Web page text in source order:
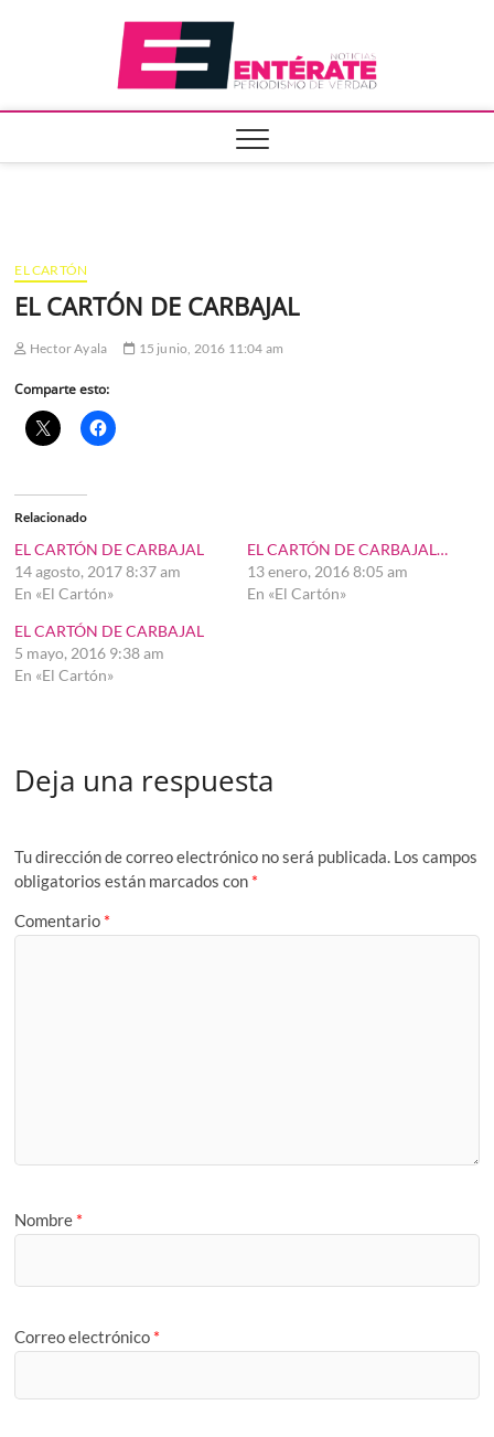
EL CARTÓN
EL CARTÓN DE CARBAJAL
Hector Ayala 15 junio, 2016 11:04 am
Comparte esto:
Relacionado
EL CARTÓN DE CARBAJAL
14 agosto, 2017 8:37 am
En «El Cartón»
EL CARTÓN DE CARBAJAL…
13 enero, 2016 8:05 am
En «El Cartón»
EL CARTÓN DE CARBAJAL
5 mayo, 2016 9:38 am
En «El Cartón»
Deja una respuesta
Tu dirección de correo electrónico no será publicada. Los campos
obligatorios están marcados con *
Comentario *
Nombre *
Correo electrónico *